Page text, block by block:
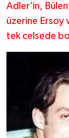
Adler'in,
üzerine Ersoy
tek celsede